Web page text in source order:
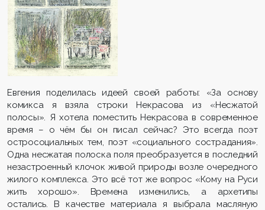
Евгения поделилась идеей своей работы: «За основу
комикса я взяла строки Некрасова из «Несжатой
полосы». Я хотела поместить Некрасова в современное
время – о чём бы он писал сейчас? Это всегда поэт
остросоциальных тем, поэт «социального сострадания».
Одна несжатая полоска поля преобразуется в последний
незастроенный клочок живой природы возле очередного
жилого комплекса. Это всё тот же вопрос «Кому на Руси
жить хорошо». Времена изменились, а архетипы
остались. В качестве материала я выбрала масляную